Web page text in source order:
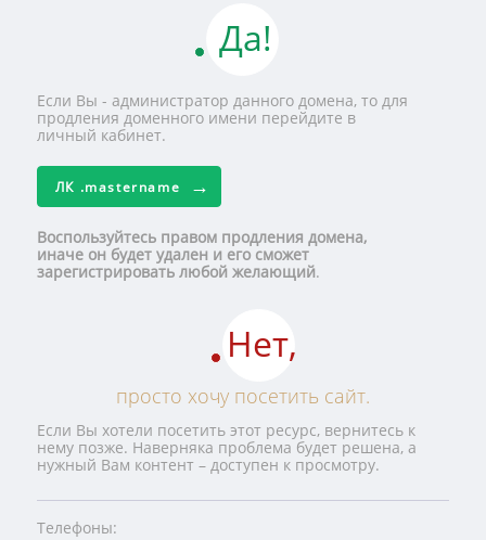
Да!
Если Вы - администратор данного домена, то для
продления доменного имени перейдите в
личный кабинет.
ЛК .mastername
Воспользуйтесь правом продления домена,
иначе он будет удален и его сможет
зарегистрировать любой желающий.
Нет,
просто хочу посетить сайт.
Если Вы хотели посетить этот ресурс, вернитесь к
нему позже. Наверняка проблема будет решена, а
нужный Вам контент – доступен к просмотру.
Телефоны: